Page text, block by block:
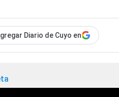
Diario de Cuyo en